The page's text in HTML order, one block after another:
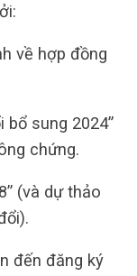
về hợp đồng
bổ sung 2024”
chứng.
(và dự thảo
đến đăng ký